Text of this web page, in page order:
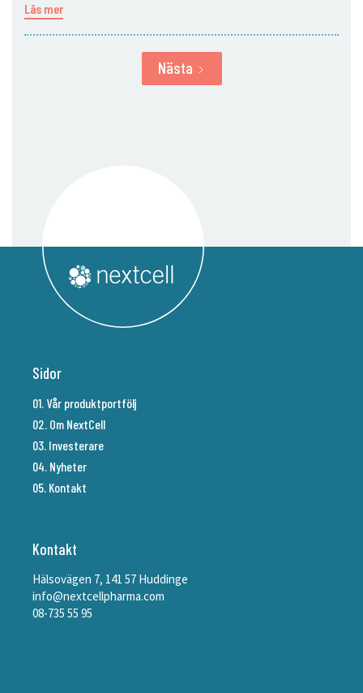
Läs mer
Nästa
Sidor
01. Vår produktportfölj
02. Om NextCell
03. Investerare
04. Nyheter
05. Kontakt
Kontakt
Hälsovägen 7, 141 57 Huddinge
info@nextcellpharma.com
08-735 55 95